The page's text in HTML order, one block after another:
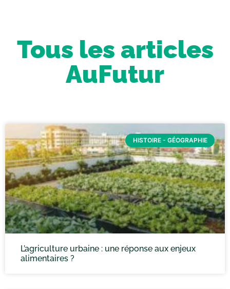
Tous les articles
AuFutur
HISTOIRE - GÉOGRAPHIE
L’agriculture urbaine : une réponse aux enjeux
alimentaires ?